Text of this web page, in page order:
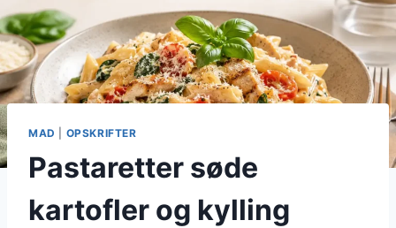
MAD OPSKRIFTER
Pastaretter søde
kartofler og kylling